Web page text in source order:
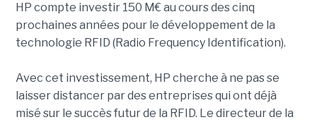
HP compte investir 150 M€ au cours des cinq
prochaines années pour le développement de la
technologie RFID (Radio Frequency Identification).
Avec cet investissement, HP cherche à ne pas se
laisser distancer par des entreprises qui ont déjà
misé sur le succès futur de la RFID. Le directeur de la